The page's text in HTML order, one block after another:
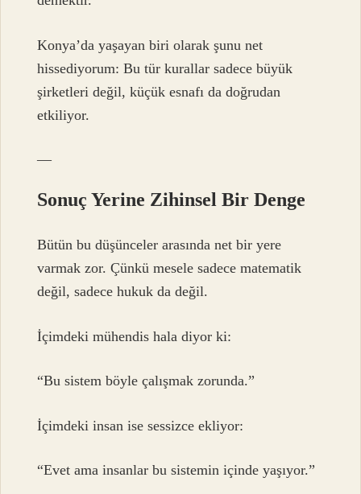
Konya’da yaşayan biri olarak şunu net
hissediyorum: Bu tür kurallar sadece büyük
şirketleri değil, küçük esnafı da doğrudan
etkiliyor.
—
Sonuç Yerine Zihinsel Bir Denge
Bütün bu düşünceler arasında net bir yere
varmak zor. Çünkü mesele sadece matematik
değil, sadece hukuk da değil.
İçimdeki mühendis hala diyor ki:
“Bu sistem böyle çalışmak zorunda.”
İçimdeki insan ise sessizce ekliyor:
“Evet ama insanlar bu sistemin içinde yaşıyor.”